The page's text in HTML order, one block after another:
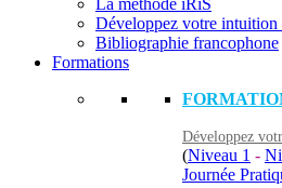
La méthode iRiS
Développez votre
Bibliographie francophone
Formations
Développez
(Niveau 1 -
Journée